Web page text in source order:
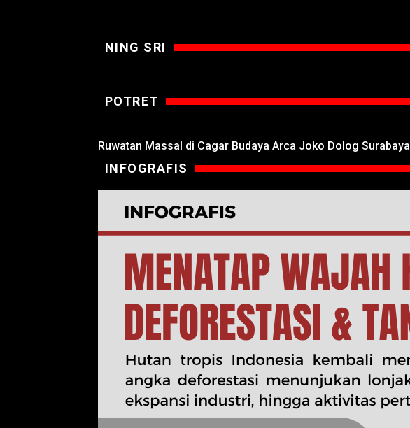
NING SRI
POTRET
Ruwatan Massal di Cagar Budaya Arca Joko Dolog Surabaya
INFOGRAFIS